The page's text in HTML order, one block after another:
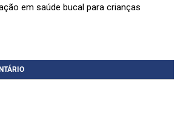
em saúde bucal para crianças